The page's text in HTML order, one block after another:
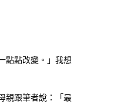
點點改變。」我想
親跟筆者說：「最